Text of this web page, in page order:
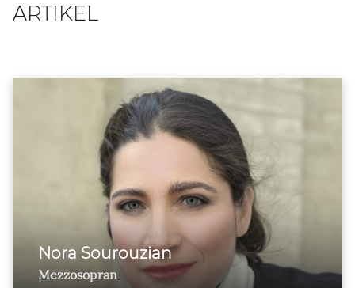
ARTIKEL
Nora Sourouzian
Mezzosopran